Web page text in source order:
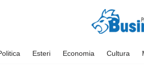
Esteri Economia Cultura